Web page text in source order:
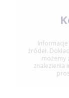
źródeł.
możemy
znalezienia